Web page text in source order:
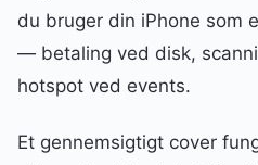
du bruger din iPhone som
— betaling ved disk,
hotspot ved events.
Et gennemsigtigt cover